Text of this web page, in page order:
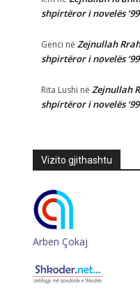
shpirtëror i novelës
Genci në Zejnullah
shpirtëror i novelës
Rita Lushi në Zejnullah
shpirtëror i novelës
Vizito gjithashtu
Arben Çokaj